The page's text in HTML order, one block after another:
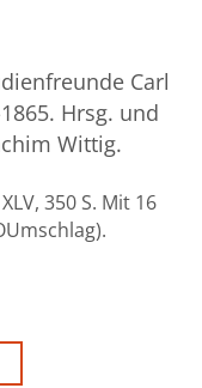
Carl
Hrsg. und
Wittig.
350 S. Mit 16